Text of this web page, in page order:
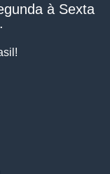
à Sexta